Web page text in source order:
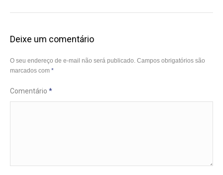
Deixe um comentário
O seu endereço de e-mail não será publicado. Campos obrigatórios são
marcados com *
Comentário *